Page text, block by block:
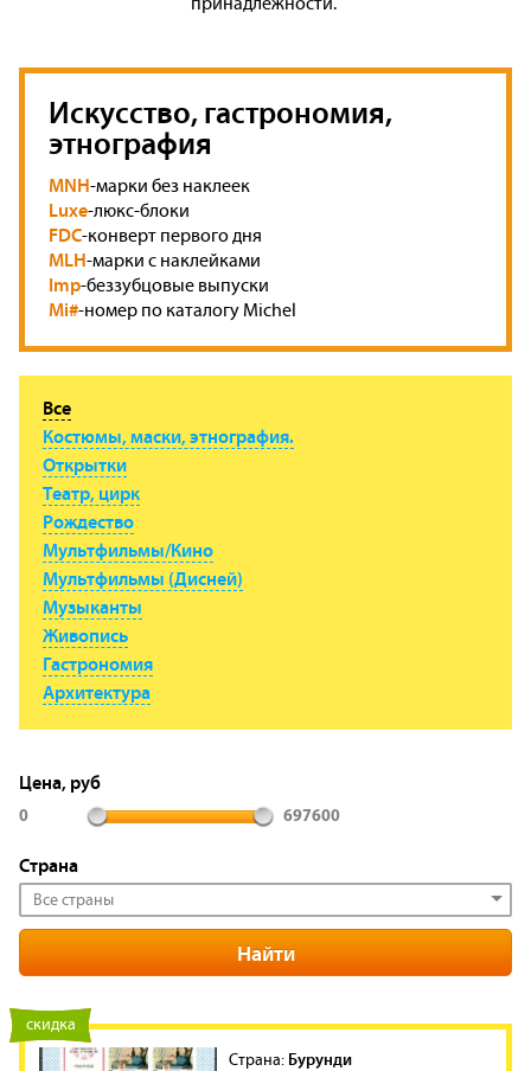
Искусство, гастрономия,
этнография
MNH-марки без наклеек
Luxe-люкс-блоки
FDC-конверт первого дня
MLH-марки с наклейками
Imp-беззубцовые выпуски
Mi#-номер по каталогу Michel
Все
Костюмы, маски, этнография.
Открытки
Театр, цирк
Рождество
Мультфильмы/Кино
Мультфильмы (Дисней)
Музыканты
Живопись
Гастрономия
Архитектура
Цена, руб
0 697600
Страна
Все страны
новинка
скидка
Cтрана: Бурунди